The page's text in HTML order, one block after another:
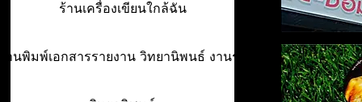
ร้านเครื่องเขียนใกล้ฉัน
านพิมพ์เอกสารรายงาน วิทยานิพนธ์ งานรา